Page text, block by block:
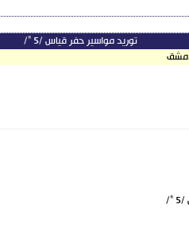
توريد مواسير حفر قياس /5 "/
"/